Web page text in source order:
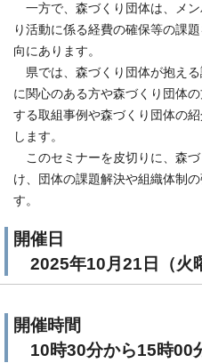
一方で、森づくり団体は、メン
り活動に係る経費の確保等の課
向にあります。
県では、森づくり団体が抱え
に関心のある方や森づくり団体
する取組事例や森づくり団体の
します。
このセミナーを皮切りに、森
け、団体の課題解決や組織体制
す。
開催日
2025年10月21日（火
開催時間
10時30分から15時00